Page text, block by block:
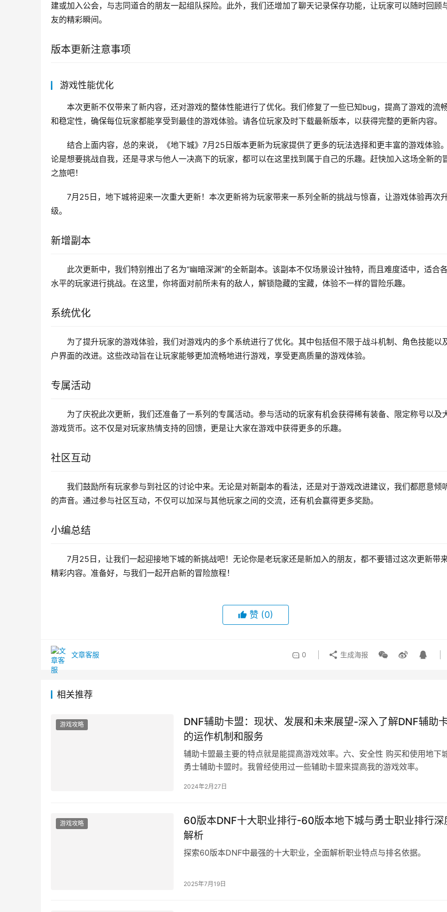
建或加入公会，与志同道合的朋友一起组队探险。此外，我们还增加了聊天记录保存功能，让玩家可以随时回顾
友的精彩瞬间。
版本更新注意事项
游戏性能优化
本次更新不仅带来了新内容，还对游戏的整体性能进行了优化。我们修复了一些已知bug，提高了游戏的流
和稳定性，确保每位玩家都能享受到最佳的游戏体验。请各位玩家及时下载最新版本，以获得完整的更新内容。
结合上面内容，总的来说，《地下城》7月25日版本更新为玩家提供了更多的玩法选择和更丰富的游戏体验
论是想要挑战自我，还是寻求与他人一决高下的玩家，都可以在这里找到属于自己的乐趣。赶快加入这场全新的
之旅吧！
7月25日，地下城将迎来一次重大更新！本次更新将为玩家带来一系列全新的挑战与惊喜，让游戏体验再次
级。
新增副本
此次更新中，我们特别推出了名为“幽暗深渊”的全新副本。该副本不仅场景设计独特，而且难度适中，适合
水平的玩家进行挑战。在这里，你将面对前所未有的敌人，解锁隐藏的宝藏，体验不一样的冒险乐趣。
系统优化
为了提升玩家的游戏体验，我们对游戏内的多个系统进行了优化。其中包括但不限于战斗机制、角色技能以
户界面的改进。这些改动旨在让玩家能够更加流畅地进行游戏，享受更高质量的游戏体验。
专属活动
为了庆祝此次更新，我们还准备了一系列的专属活动。参与活动的玩家有机会获得稀有装备、限定称号以及
游戏货币。这不仅是对玩家热情支持的回馈，更是让大家在游戏中获得更多的乐趣。
社区互动
我们鼓励所有玩家参与到社区的讨论中来。无论是对新副本的看法，还是对于游戏改进建议，我们都愿意倾
的声音。通过参与社区互动，不仅可以加深与其他玩家之间的交流，还有机会赢得更多奖励。
小编总结
7月25日，让我们一起迎接地下城的新挑战吧！无论你是老玩家还是新加入的朋友，都不要错过这次更新带
精彩内容。准备好，与我们一起开启新的冒险旅程！
赞 (0)
文章客服 0 生成海报
相关推荐
游戏攻略
DNF辅助卡盟：现状、发展和未来展望-深入了解DNF辅助
的运作机制和服务
辅助卡盟最主要的特点就是能提高游戏效率。六、安全性 购买和使用地下
勇士辅助卡盟时。我曾经使用过一些辅助卡盟来提高我的游戏效率。
2024年2月27日
游戏攻略
60版本DNF十大职业排行-60版本地下城与勇士职业排行深
解析
探索60版本DNF中最强的十大职业，全面解析职业特点与排名依据。
2025年7月19日